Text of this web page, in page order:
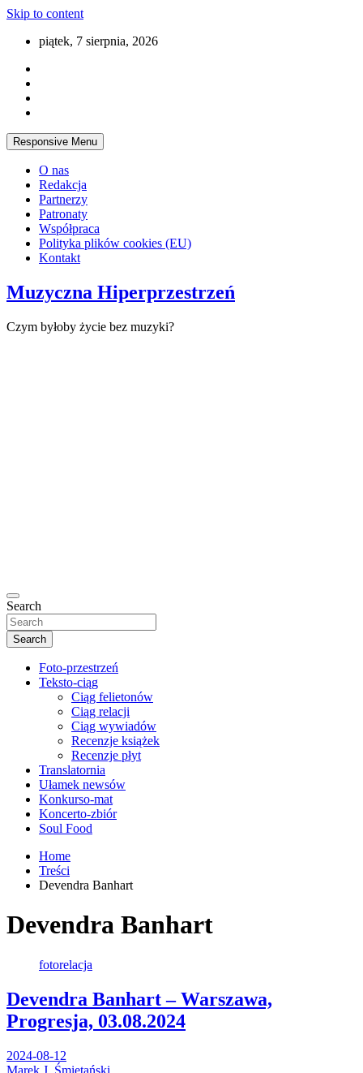
Skip to content
piątek, 7 sierpnia, 2026
Responsive Menu
O nas
Redakcja
Partnerzy
Patronaty
Współpraca
Polityka plików cookies (EU)
Kontakt
Muzyczna Hiperprzestrzeń
Czym byłoby życie bez muzyki?
Search
Search
Foto-przestrzeń
Teksto-ciąg
Ciąg felietonów
Ciąg relacji
Ciąg wywiadów
Recenzje książek
Recenzje płyt
Translatornia
Ułamek newsów
Konkurso-mat
Koncerto-zbiór
Soul Food
Home
Treści
Devendra Banhart
Devendra Banhart
fotorelacja
Devendra Banhart – Warszawa,
Progresja, 03.08.2024
2024-08-12
Marek J. Śmietański